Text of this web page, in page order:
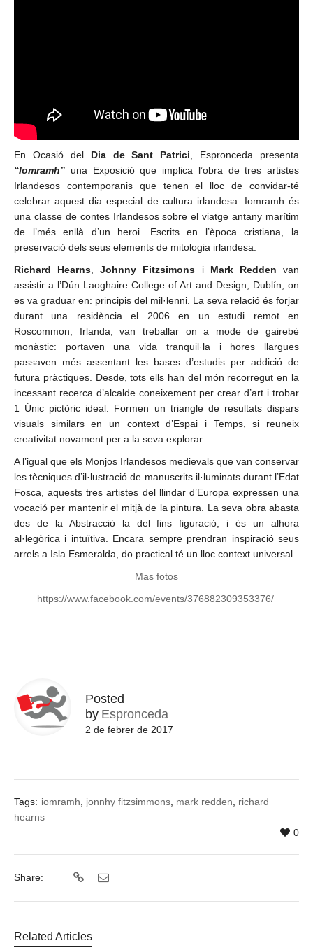
En Ocasió del Dia de Sant Patrici , Espronceda presenta
“Iomramh” una Exposició que implica l’obra de tres artistes
Irlandesos contemporanis que tenen el lloc de convidar-té
celebrar aquest dia especial de cultura irlandesa. Iomramh és
una classe de contes Irlandesos sobre el viatge antany marítim
de l’més enllà d’un heroi. Escrits en l’època cristiana, la
preservació dels seus elements de mitologia irlandesa.
Richard Hearns ,Johnny Fitzsimons i Mark Redden van
assistir a l’Dún Laoghaire College of Art and Design, Dublín, on
es va graduar en: principis del mil·lenni. La seva relació és forjar
durant una residència el 2006 en un estudi remot en
Roscommon, Irlanda, van treballar on a mode de gairebé
monàstic: portaven una vida tranquil·la i hores llargues
passaven més assentant les bases d’estudis per addició de
futura pràctiques. Desde, tots ells han del món recorregut en la
incessant recerca d’alcalde coneixement per crear d’art i trobar
1 Únic pictòric ideal. Formen un triangle de resultats dispars
visuals similars en un context d’Espai i Temps, si reuneix
creativitat novament per a la seva explorar.
A l’igual que els Monjos Irlandesos medievals que van conservar
les tècniques d’il·lustració de manuscrits il·luminats durant l’Edat
Fosca, aquests tres artistes del llindar d’Europa expressen una
vocació per mantenir el mitjà de la pintura. La seva obra abasta
des de la Abstracció la del fins figuració, i és un alhora
al·legòrica i intuïtiva. Encara sempre prendran inspiració seus
arrels a Isla Esmeralda, do practical té un lloc context universal.
Mas fotos
https://www.facebook.com/events/376882309353376/
Posted
by Espronceda
2 de febrer de 2017
Tags: iomramh jonnhy fitzsimmons mark redden
richard
hearns
0
Share:
Related Articles